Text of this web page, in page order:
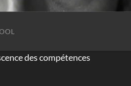
des compétences